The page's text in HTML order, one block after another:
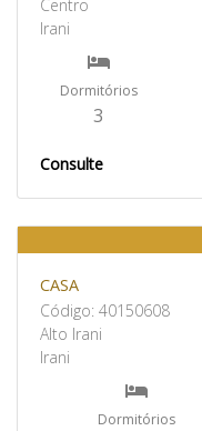
Centro
Irani
Dormitórios
3
Consulte
CASA
Código: 40150608
Alto Irani
Irani
Dormitórios